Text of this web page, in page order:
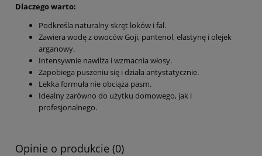
Dlaczego warto:
Podkreśla naturalny skręt loków i fal.
Zawiera wodę z owoców Goji, pantenol, elastynę i olejek
arganowy.
Intensywnie nawilża i wzmacnia włosy.
Zapobiega puszeniu się i działa antystatycznie.
Lekka formuła nie obciąża pasm.
Idealny zarówno do użytku domowego, jak i
profesjonalnego.
Opinie o produkcie (0)